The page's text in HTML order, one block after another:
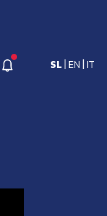
SL|EN |IT